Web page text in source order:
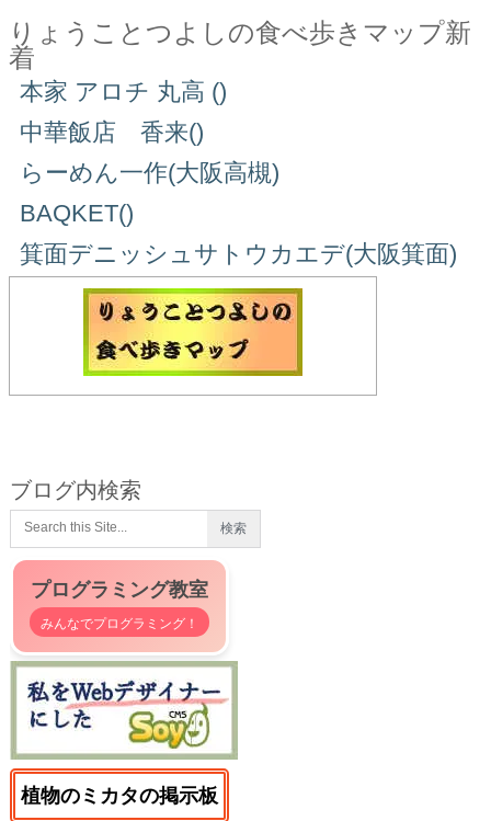
りょうことつよしの食べ歩きマップ新
着
本家 アロチ 丸高 ()
中華飯店 香来()
らーめん一作(大阪高槻)
BAQKET()
箕面デニッシュサトウカエデ(大阪箕面)
ブログ内検索
プログラミング教室
みんなでプログラミング！
植物のミカタの掲示板